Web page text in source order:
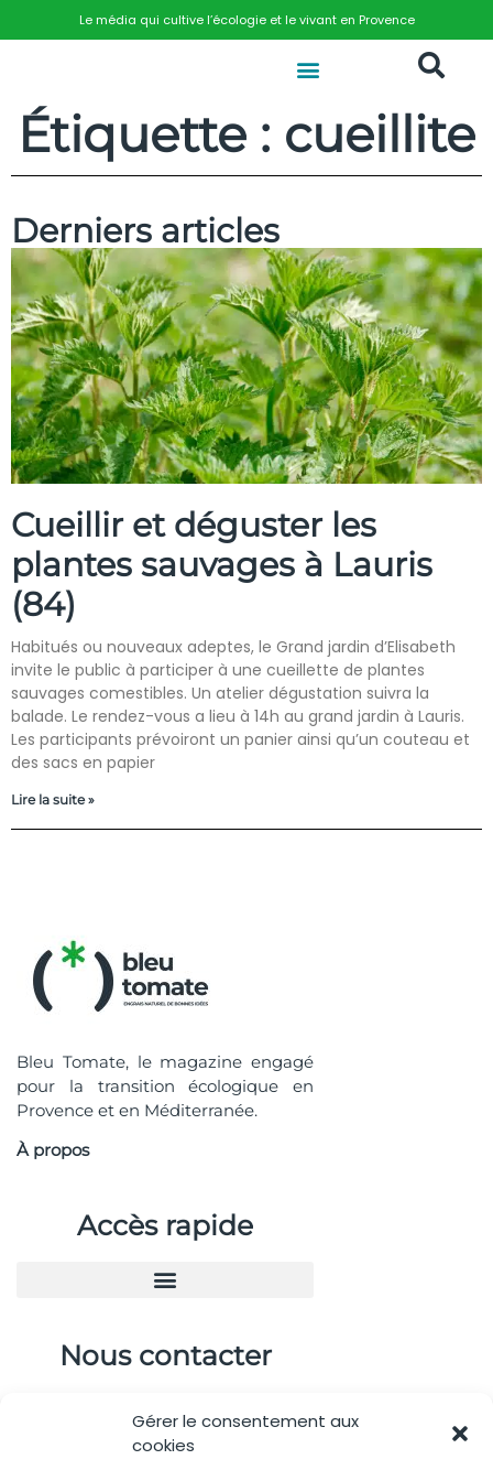
Gérer le consentement aux
cookies
Le média qui cultive l’écologie et le vivant en Provence
Étiquette : cueillite
Derniers articles
Cueillir et déguster les
plantes sauvages à Lauris
(84)
Habitués ou nouveaux adeptes, le Grand jardin d’Elisabeth
invite le public à participer à une cueillette de plantes
sauvages comestibles. Un atelier dégustation suivra la
balade. Le rendez-vous a lieu à 14h au grand jardin à Lauris.
Les participants prévoiront un panier ainsi qu’un couteau et
des sacs en papier
Lire la suite »
Bleu Tomate, le magazine engagé
pour la transition écologique en
Provence et en Méditerranée.
À propos
Accès rapide
Nous contacter
contactBT@bleu-tomate.fr